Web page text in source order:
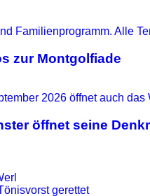
zur Montgolfiade
öffnet seine
gerettet